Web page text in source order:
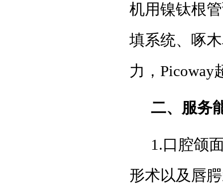
机用镍钛根
填系统、啄
力，Picoway
二、服务
1.口腔颌
形术以及唇